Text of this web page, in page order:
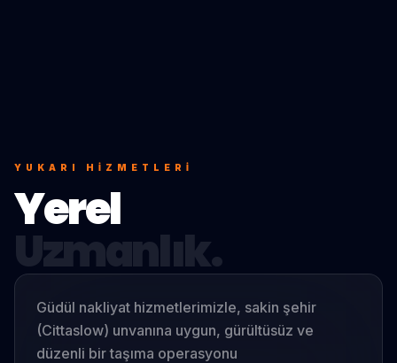
YUKARI HIZMETLERI
Yerel
Uzmanlık.
Güdül nakliyat hizmetlerimizle, sakin şehir
(Cittaslow) unvanına uygun, gürültüsüz ve
düzenli bir taşıma operasyonu